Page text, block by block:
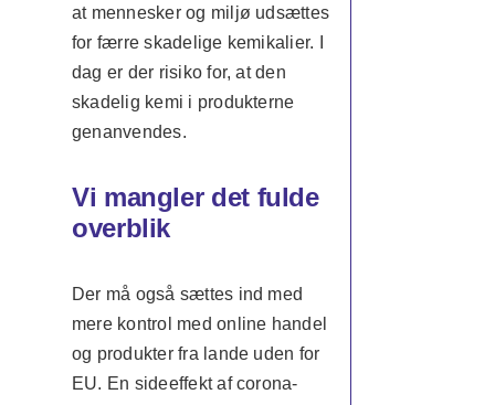
at mennesker og miljø udsættes
for færre skadelige kemikalier. I
dag er der risiko for, at den
skadelig kemi i produkterne
genanvendes.
Vi mangler det fulde
overblik
Der må også sættes ind med
mere kontrol med online handel
og produkter fra lande uden for
EU. En sideeffekt af corona-